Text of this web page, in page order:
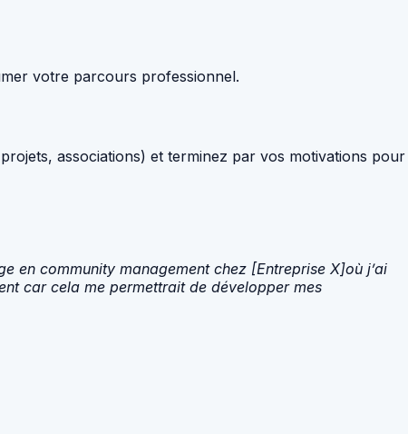
votre parcours professionnel.
associations) et terminez par vos motivations pour
en community management chez [Entreprise X]où j’ai
car cela me permettrait de développer mes